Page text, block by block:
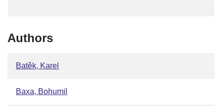
Authors
Batěk, Karel
Baxa, Bohumil